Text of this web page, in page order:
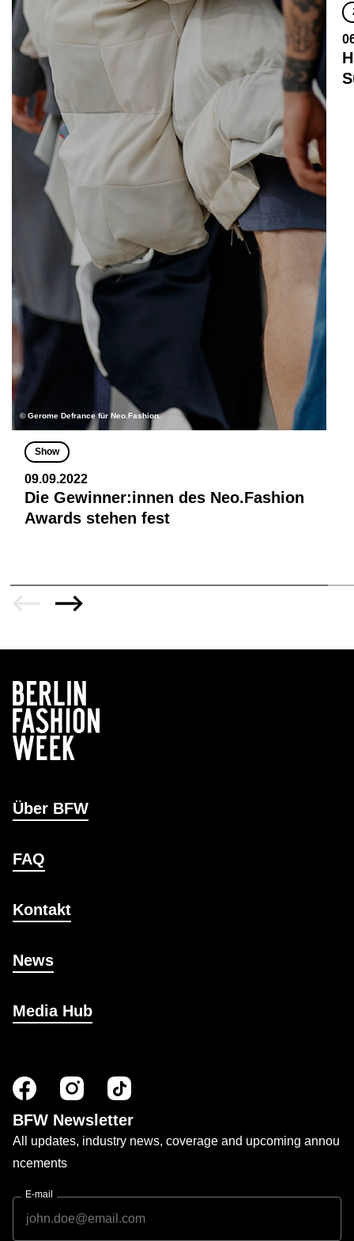
© Gerome Defrance für Neo.Fashion.
Show
09.09.2022
Die Gewinner:innen des Neo.Fashion
Awards stehen fest
Über BFW
FAQ
Kontakt
News
Media Hub
BFW Newsletter
All updates, industry news, coverage and upcoming annou
ncements
E-mail